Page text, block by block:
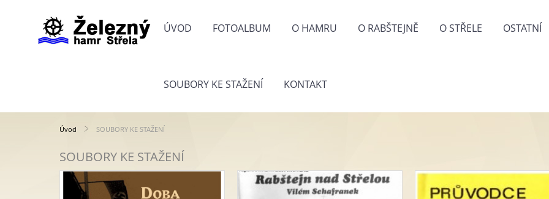
ÚVOD FOTOALBUM O HAMRU O RABŠTEJNĚ O STŘELE OSTATNÍ
SOUBORY KE STAŽENÍ KONTAKT
Úvod SOUBORY KE STAŽENÍ
SOUBORY KE STAŽENÍ